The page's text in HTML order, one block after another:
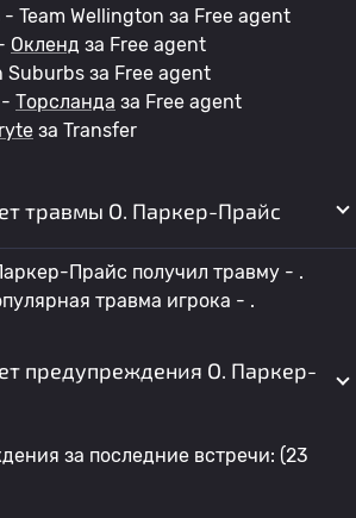
Team Wellington за Free agent
Окленд за Free agent
Suburbs за Free agent
Торсланда за Free agent
за Transfer
травмы O. Паркер-Прайс
Прайс получил травму - .
травма игрока - .
предупреждения O. Паркер-
за последние встречи: (23